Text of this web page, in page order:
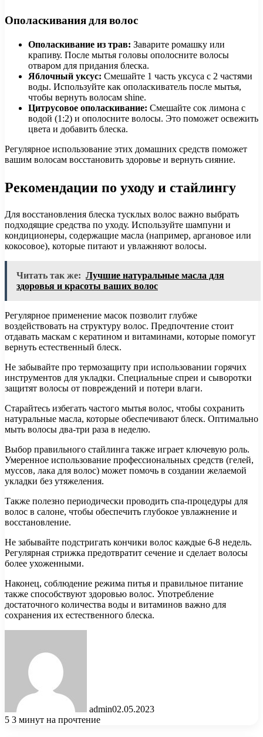
Ополаскивания для волос
Ополаскивание из трав: Заварите ромашку или
крапиву. После мытья головы ополосните волосы
отваром для придания блеска.
Яблочный уксус: Смешайте 1 часть уксуса с 2 частями
воды. Используйте как ополаскиватель после мытья,
чтобы вернуть волосам shine.
Цитрусовое ополаскивание: Смешайте сок лимона с
водой (1:2) и ополосните волосы. Это поможет освежить
цвета и добавить блеска.
Регулярное использование этих домашних средств поможет
вашим волосам восстановить здоровье и вернуть сияние.
Рекомендации по уходу и стайлингу
Для восстановления блеска тусклых волос важно выбрать
подходящие средства по уходу. Используйте шампуни и
кондиционеры, содержащие масла (например, аргановое или
кокосовое), которые питают и увлажняют волосы.
Читать так же: Лучшие натуральные масла для
здоровья и красоты ваших волос
Регулярное применение масок позволит глубже
воздействовать на структуру волос. Предпочтение стоит
отдавать маскам с кератином и витаминами, которые помогут
вернуть естественный блеск.
Не забывайте про термозащиту при использовании горячих
инструментов для укладки. Специальные спреи и сыворотки
защитят волосы от повреждений и потери влаги.
Старайтесь избегать частого мытья волос, чтобы сохранить
натуральные масла, которые обеспечивают блеск. Оптимально
мыть волосы два-три раза в неделю.
Выбор правильного стайлинга также играет ключевую роль.
Умеренное использование профессиональных средств (гелей,
муссов, лака для волос) может помочь в создании желаемой
укладки без утяжеления.
Также полезно периодически проводить спа-процедуры для
волос в салоне, чтобы обеспечить глубокое увлажнение и
восстановление.
Не забывайте подстригать кончики волос каждые 6-8 недель.
Регулярная стрижка предотвратит сечение и сделает волосы
более ухоженными.
Наконец, соблюдение режима питья и правильное питание
также способствуют здоровью волос. Употребление
достаточного количества воды и витаминов важно для
сохранения их естественного блеска.
admin02.05.2023
5 3 минут на прочтение